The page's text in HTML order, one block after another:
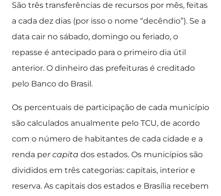
São três transferências de recursos por mês, feitas
a cada dez dias (por isso o nome “decêndio”). Se a
data cair no sábado, domingo ou feriado, o
repasse é antecipado para o primeiro dia útil
anterior. O dinheiro das prefeituras é creditado
pelo Banco do Brasil.
Os percentuais de participação de cada município
são calculados anualmente pelo TCU, de acordo
com o número de habitantes de cada cidade e a
renda per capita dos estados. Os municípios são
divididos em três categorias: capitais, interior e
reserva. As capitais dos estados e Brasília recebem